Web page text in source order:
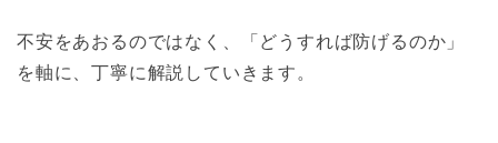
不安をあおるのではなく、「どうすれば防げるのか」
を軸に、丁寧に解説していきます。